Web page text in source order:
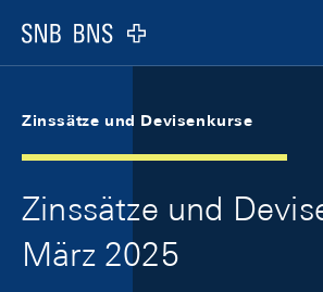
Logo
Zinssätze und Devisenkurse
Zinssätze und
März 2025